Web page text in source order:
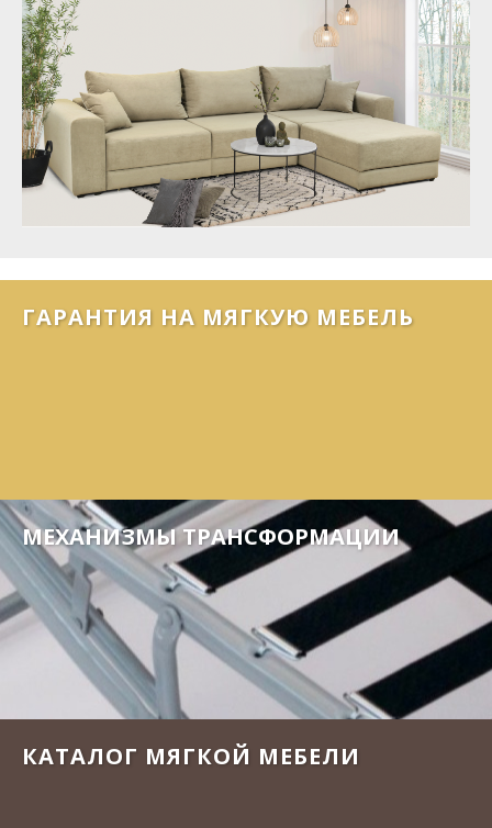
ГАРАНТИЯ НА МЯГКУЮ МЕБЕЛЬ
ГАРАНТИЯ НА МЯГКУЮ МЕБЕЛЬ
МЕХАНИЗМЫ ТРАНСФОРМАЦИИ
КАТАЛОГ МЯГКОЙ МЕБЕЛИ
КАТАЛОГ МЯГКОЙ МЕБЕЛИ